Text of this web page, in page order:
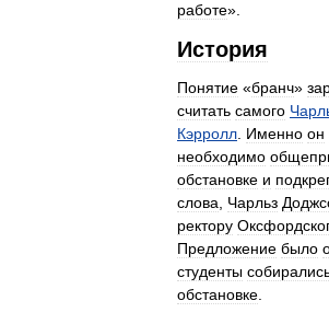
работе».
История
Понятие «бранч»
считать самого
Кэрролл Именно он
необходимо
обстановке и
слова
Чарльз
ректору
Предложение было
студенты
обстановке